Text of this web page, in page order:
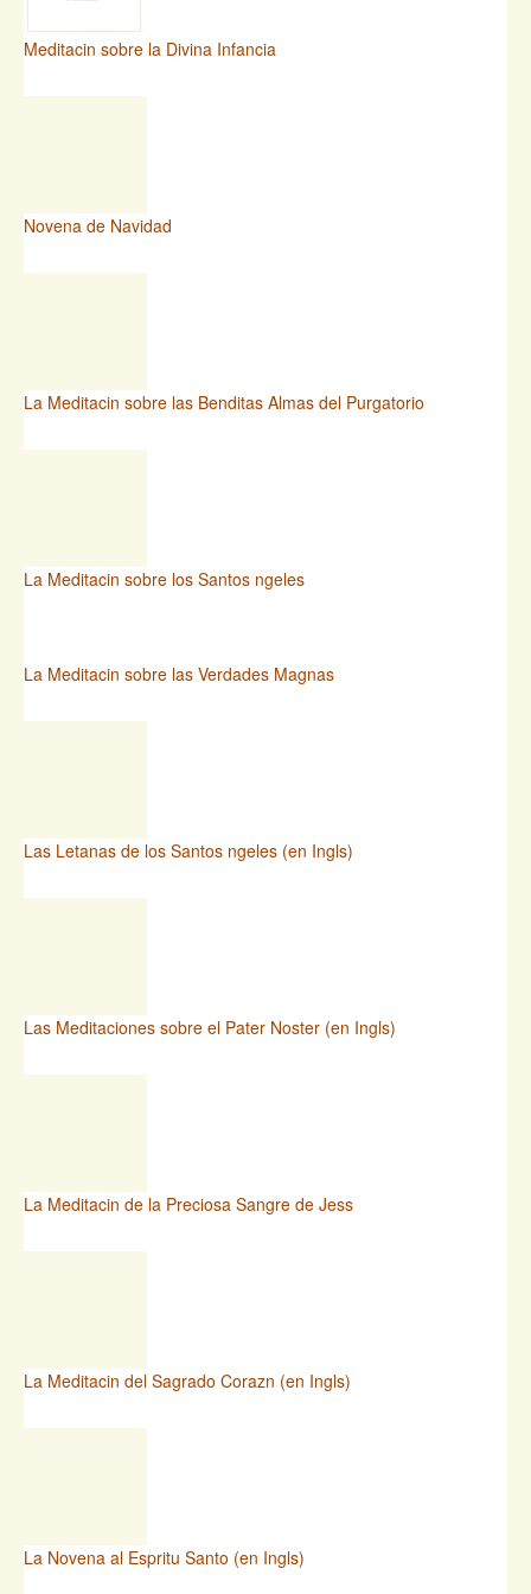
Meditacin sobre la Divina Infancia
Novena de Navidad
La Meditacin sobre las Benditas Almas del Purgatorio
La Meditacin sobre los Santos ngeles
La Meditacin sobre las Verdades Magnas
Las Letanas de los Santos ngeles (en Ingls)
Las Meditaciones sobre el Pater Noster (en Ingls)
La Meditacin de la Preciosa Sangre de Jess
La Meditacin del Sagrado Corazn (en Ingls)
La Novena al Espritu Santo (en Ingls)